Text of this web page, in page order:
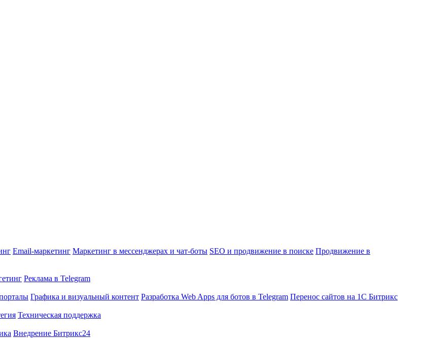
Email-маркетинг Маркетинг в мессенджерах и чат-боты SEO и продвижение в поиске Продвижение в
Реклама в Telegram
Графика и визуальный контент Разработка Web Apps для ботов в Telegram Перенос сайтов на 1С Битрикс
Техническая поддержка
Внедрение Битрикс24